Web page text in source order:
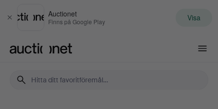
Stäng
Auctionet
Finns på Google Play Visa